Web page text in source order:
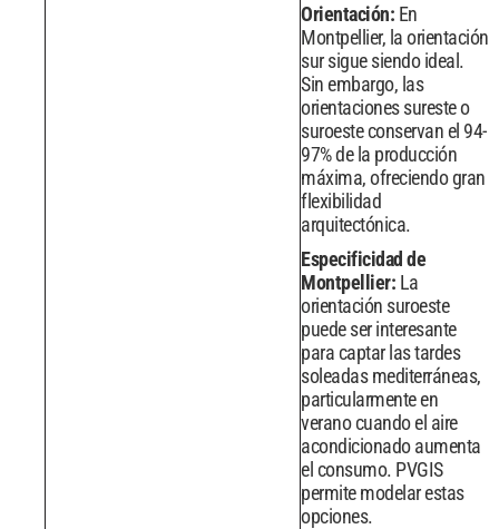
Orientación: En
Montpellier, la orientación
sur sigue siendo ideal.
Sin embargo, las
orientaciones sureste o
suroeste conservan el 94-
97% de la producción
máxima, ofreciendo gran
flexibilidad
arquitectónica.
Especificidad de
Montpellier: La
orientación suroeste
puede ser interesante
para captar las tardes
soleadas mediterráneas,
particularmente en
verano cuando el aire
acondicionado aumenta
el consumo. PVGIS
permite modelar estas
opciones.